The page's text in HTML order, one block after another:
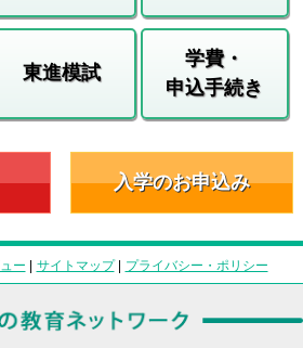
東進模試
学費・
申込手続き
入学のお申込み
ー | サイトマップ| プライバシー・ポリシー